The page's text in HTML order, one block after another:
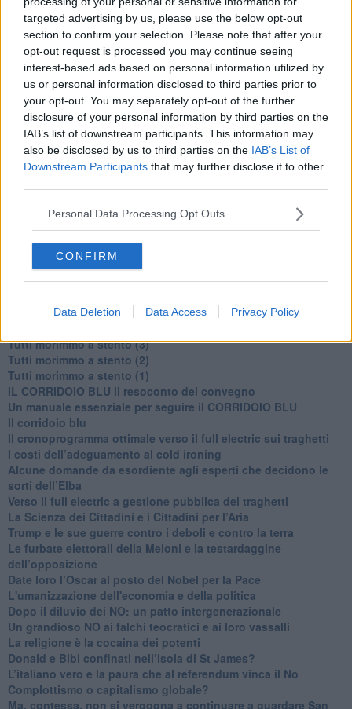
targeted advertising by us, please use the below opt-out
section to confirm your selection. Please note that after your
opt-out request is processed you may continue seeing
interest-based ads based on personal information utilized by
us or personal information disclosed to third parties prior to
your opt-out. You may separately opt-out of the further
disclosure of your personal information by third parties on the
IAB’s list of downstream participants. This information may
also be disclosed by us to third parties on the IAB’s List of
Downstream Participants that may further disclose it to other
Personal Data Processing Opt Outs
CONFIRM
Data Deletion Data Access Privacy Policy
E questa potrebbe essere, sotto certi aspetti, tra le poche notizie
confortanti!
Adolfo Santoro
Se vuoi leggere le notizie principali della Toscana iscriviti alla
Newsletter QUInews - ToscanaMedia.Arriva gratis tutti i giorni
Ti potrebbe interessare anche:
Articoli dal Blog “Disincantato” di Adolfo Santoro
​Linee guida per organizzare il civismo della complessità
Tutti morimmo a stento (3)
Tutti morimmo a stento (2)
​Tutti morimmo a stento (1)
IL CORRIDOIO BLU il resoconto del convegno
Un manuale essenziale per seguire il CORRIDOIO BLU
Il corridoio blu
​Il cronoprogramma ottimale verso il full electric sui traghetti
​I costi dell’adeguamento al cold ironing
Alcune domande da esordiente agli esperti che decidono le
sorti dell’Elba
Verso il full electric a gestione pubblica dei traghetti​
​La Scienza dei Cittadini e i Cittadini per l’Aria
Trump e le sue guerre contro i deboli e contro la terra
​Le furbate elettorali della Meloni e la testardaggine
dell’opposizione
​Date loro l’Oscar al posto del Nobel per la Pace
L'umanizzazione dell'economia e della politica
​Dopo il diluvio dei NO: un patto intergenerazionale
​Un grandioso NO ai falchi teocratici e ai loro vassalli
La religione è la cocaina dei potenti
Donald e Bibi confinati nell’isola di St James?
L’italiano vero e la paura che al referendum vinca il No
​Complottismo o capitalismo globale?
​Ma, contessa, non si vergogna a continuare a guardare San